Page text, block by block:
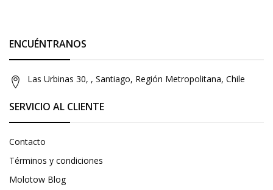
ENCUÉNTRANOS
Las Urbinas 30, , Santiago, Región Metropolitana, Chile
SERVICIO AL CLIENTE
Contacto
Términos y condiciones
Molotow Blog